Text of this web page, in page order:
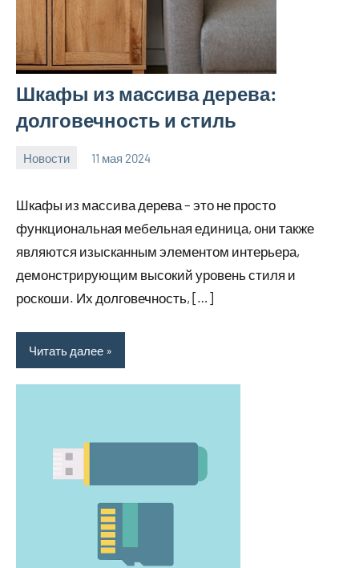
Шкафы из массива дерева:
долговечность и стиль
Новости 11 мая 2024
Шкафы из массива дерева – это не просто
функциональная мебельная единица, они также
являются изысканным элементом интерьера,
демонстрирующим высокий уровень стиля и
роскоши. Их долговечность, […]
Читать далее